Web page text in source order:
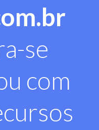
se
com